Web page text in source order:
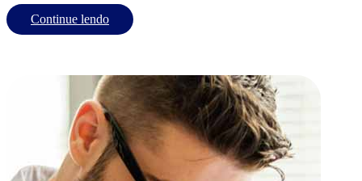
Continue lendo